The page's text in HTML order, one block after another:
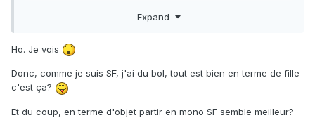
En terme de combo de construction. certaines sont mieux
que d'autres. Par exemple: Etre hc et coller des filles
charmes est une tres mauvaise idée car tu es mieux a avoir
un max de degats plutot qu'une grosse defense. Par contre
un mix up charme et sf est tres bon. Le SF a l'avantage
Expand
Ho. Je vois
Donc, comme je suis SF, j'ai du bol, tout est bien en terme de fille
c'est ça?
Et du coup, en terme d'objet partir en mono SF semble meilleur?